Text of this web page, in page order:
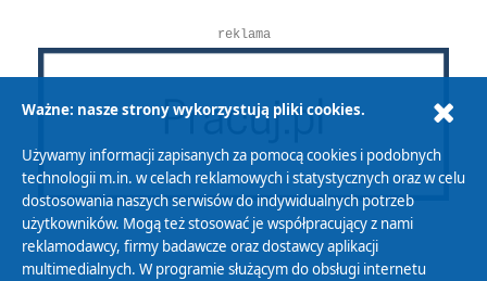
reklama
Ważne: nasze strony wykorzystują pliki cookies.
Używamy informacji zapisanych za pomocą cookies i podobnych
technologii m.in. w celach reklamowych i statystycznych oraz w celu
dostosowania naszych serwisów do indywidualnych potrzeb
użytkowników. Mogą też stosować je współpracujący z nami
reklamodawcy, firmy badawcze oraz dostawcy aplikacji
multimedialnych. W programie służącym do obsługi internetu